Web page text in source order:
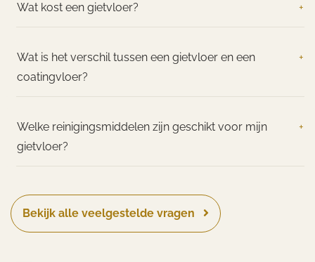
Wat kost een gietvloer? +
Wat is het verschil tussen een gietvloer en een
coatingvloer?
+
Welke reinigingsmiddelen zijn geschikt voor mijn
gietvloer?
+
Bekijk alle veelgestelde vragen